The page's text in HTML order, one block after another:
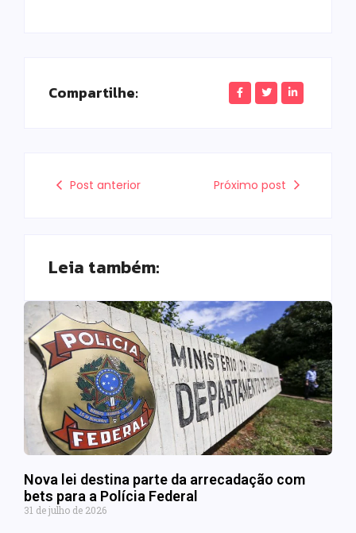
Compartilhe:
Post anterior Próximo post
Leia também:
Nova lei destina parte da arrecadação com
bets para a Polícia Federal
31 de julho de 2026